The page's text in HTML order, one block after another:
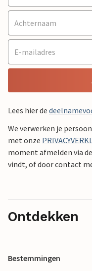
Lees hier de
We verwerken je
met onze
moment afmelden via
vindt, of door contact
Ontdekken
Bestemmingen